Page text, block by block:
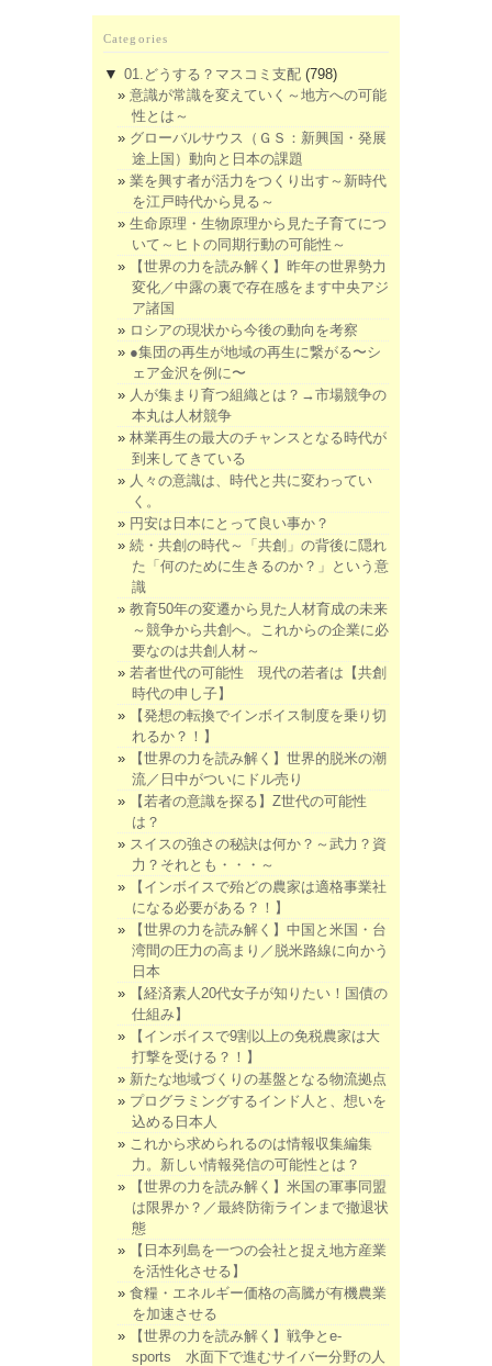
Categories
▼ 01.どうする？マスコミ支配 (798)
意識が常識を変えていく～地方への可能
性とは～
グローバルサウス（ＧＳ：新興国・発展
途上国）動向と日本の課題
業を興す者が活力をつくり出す～新時代
を江戸時代から見る～
生命原理・生物原理から見た子育てにつ
いて～ヒトの同期行動の可能性～
【世界の力を読み解く】昨年の世界勢力
変化／中露の裏で存在感をます中央アジ
ア諸国
ロシアの現状から今後の動向を考察
●集団の再生が地域の再生に繋がる〜シ
ェア金沢を例に〜
人が集まり育つ組織とは？→市場競争の
本丸は人材競争
林業再生の最大のチャンスとなる時代が
到来してきている
人々の意識は、時代と共に変わってい
く。
円安は日本にとって良い事か？
続・共創の時代～「共創」の背後に隠れ
た「何のために生きるのか？」という意
識
教育50年の変遷から見た人材育成の未来
～競争から共創へ。これからの企業に必
要なのは共創人材～
若者世代の可能性 現代の若者は【共創
時代の申し子】
【発想の転換でインボイス制度を乗り切
れるか？！】
【世界の力を読み解く】世界的脱米の潮
流／日中がついにドル売り
【若者の意識を探る】Z世代の可能性
は？
スイスの強さの秘訣は何か？～武力？資
力？それとも・・・～
【インボイスで殆どの農家は適格事業社
になる必要がある？！】
【世界の力を読み解く】中国と米国・台
湾間の圧力の高まり／脱米路線に向かう
日本
【経済素人20代女子が知りたい！国債の
仕組み】
【インボイスで9割以上の免税農家は大
打撃を受ける？！】
新たな地域づくりの基盤となる物流拠点
プログラミングするインド人と、想いを
込める日本人
これから求められるのは情報収集編集
力。新しい情報発信の可能性とは？
【世界の力を読み解く】米国の軍事同盟
は限界か？／最終防衛ラインまで撤退状
態
【日本列島を一つの会社と捉え地方産業
を活性化させる】
食糧・エネルギー価格の高騰が有機農業
を加速させる
【世界の力を読み解く】戦争とe-
sports 水面下で進むサイバー分野の人